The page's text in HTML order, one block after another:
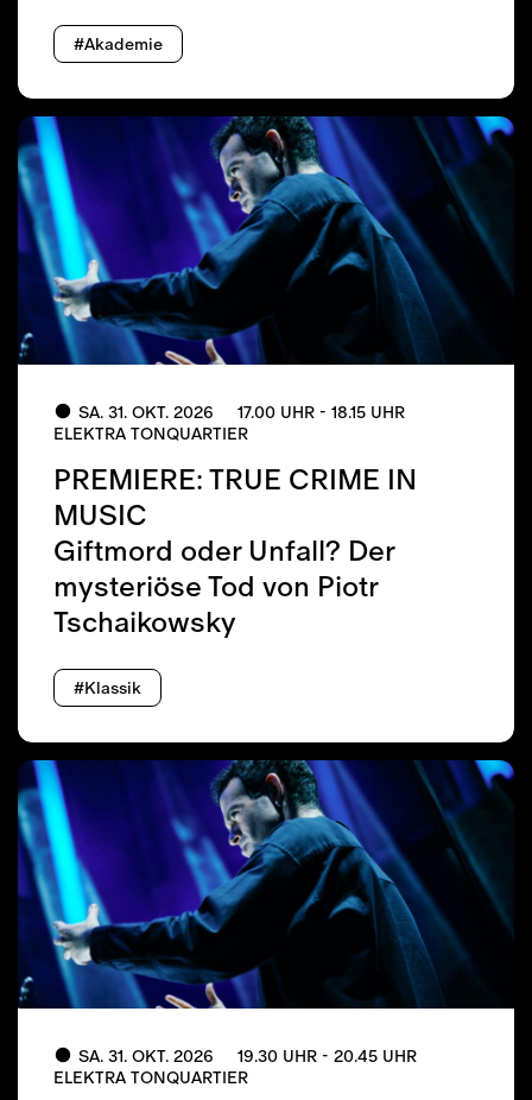
#Akademie
SA. 31. OKT. 2026
17.00 UHR - 18.15 UHR
ELEKTRA TONQUARTIER
PREMIERE: TRUE CRIME IN
MUSIC
Giftmord oder Unfall? Der
mysteriöse Tod von Piotr
Tschaikowsky
#Klassik
SA. 31. OKT. 2026
19.30 UHR - 20.45 UHR
ELEKTRA TONQUARTIER